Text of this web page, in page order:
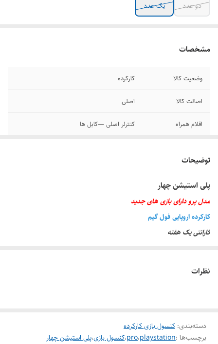
دو عدد
یک عدد
مشخصات
وضعیت کالا کارکرده
اصالت کالا اصلی
اقلام همراه کنترلر اصلی —کابل ها
رنگ
توضیحات
پلی استیشن چهار
مدل پرو دارای بازی های جدید
کارکرده اروپایی فول گیم
گارانتی یک هفته
نظرات
دسته‌بندی: کنسول بازی کارکرده
برچسب‌ها :playstation،pro،کنسول بازی،پلی استیشن چهار